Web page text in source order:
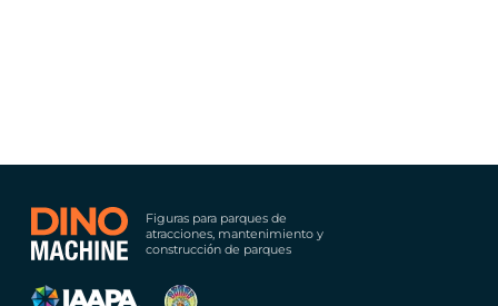
Figuras para parques de
atracciones, mantenimiento y
construcción de parques